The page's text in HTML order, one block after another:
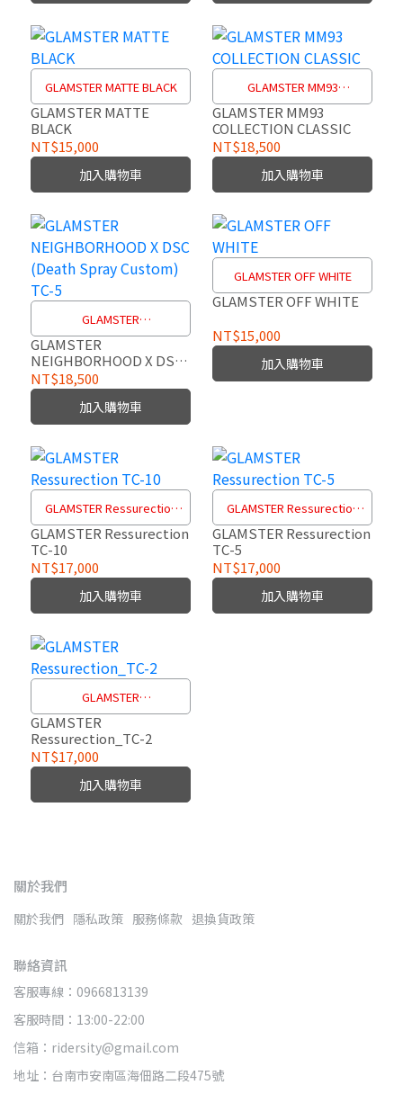
GLAMSTER MATTE BLACK
GLAMSTER MATTE
BLACK
NT$15,000
加入購物車
GLAMSTER MM93
COLLECTION CLASSIC
GLAMSTER MM93
COLLECTION CLASSIC
NT$18,500
加入購物車
GLAMSTER
NEIGHBORHOOD X DSC
(Death Spray Custom) TC-5
GLAMSTER
NEIGHBORHOOD X DSC
(Death Spray Custom)
TC-5
NT$18,500
加入購物車
GLAMSTER OFF WHITE
GLAMSTER OFF WHITE
NT$15,000
加入購物車
GLAMSTER Ressurection
TC-10
GLAMSTER Ressurection
TC-10
NT$17,000
加入購物車
GLAMSTER Ressurection
TC-5
GLAMSTER Ressurection
TC-5
NT$17,000
加入購物車
GLAMSTER
Ressurection_TC-2
GLAMSTER
Ressurection_TC-2
NT$17,000
加入購物車
關於我們
關於我們 隱私政策 服務條款 退換貨政策
聯絡資訊
客服專線：0966813139
客服時間：13:00-22:00
信箱：ridersity@gmail.com
地址：台南市安南區海佃路二段475號